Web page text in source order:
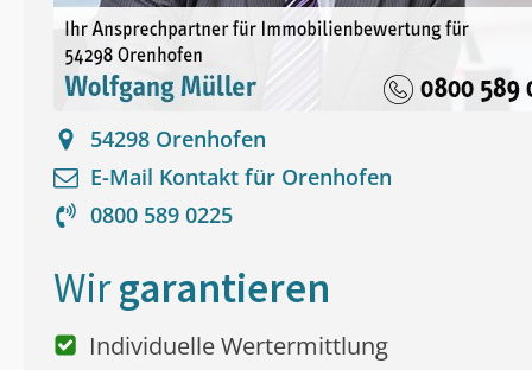
54298 Orenhofen
E-Mail Kontakt für Orenhofen
0800 589 0225
Wirgarantieren
Individuelle Wertermittlung